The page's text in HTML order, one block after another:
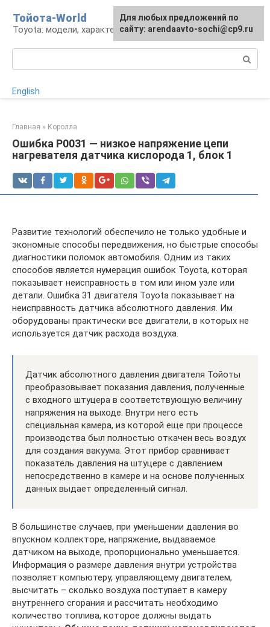
контенту
Тойота-World
Toyota: модели, характеристики, проблемы
English
Главная » Королла
Ошибка P0031 — низкое напряжение цепи
нагревателя датчика кислорода 1, блок 1
Развитие технологий обеспечило не только удобные и
экономные способы передвижения, но быстрые способы
диагностики поломок автомобиля. Одним из таких
способов является нумерация ошибок Toyota, которая
показывает неисправность в том или ином узле или
детали. Ошибка 31 двигателя Toyota показывает на
неисправность датчика абсолютного давления. Им
оборудованы практически все двигатели, в которых не
используется датчик расхода воздуха.
Датчик абсолютного давления двигателя Тойоты
преобразовывает показания давления, полученные
с входного штуцера в соответствующую величину
напряжения на выходе. Внутри него есть
специальная камера, из которой еще при процессе
производства был полностью откачен весь воздух
для создания вакуума. Этот прибор сравнивает
показатель давления на штуцере с давлением
непосредственно в камере и на основе полученных
данных выдает определенный сигнал.
В большинстве случаев, при уменьшении давления во
впускном коллекторе, напряжение, выдаваемое
датчиком на выходе, пропорционально уменьшается.
Информация о размере давления внутри устройства
позволяет компьютеру, управляющему двигателем,
высчитать – сколько воздуха поступает в камеру
внутреннего сгорания и рассчитать необходимо
количество топлива, которое должны выдать
Для любых предложений по
сайту: arendaavto-sochi@cp9.ru